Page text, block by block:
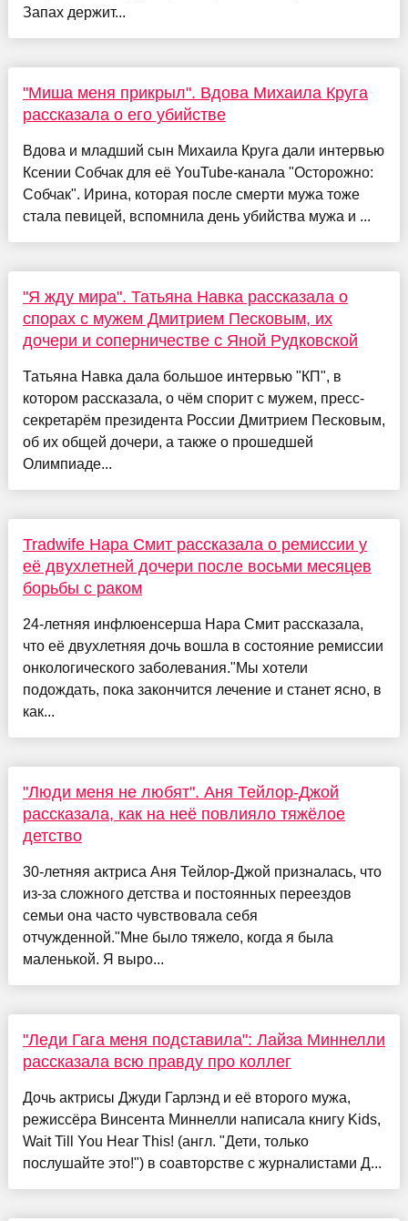
Запах держит...
"Миша меня прикрыл". Вдова Михаила Круга
рассказала о его убийстве
Вдова и младший сын Михаила Круга дали интервью
Ксении Собчак для её YouTube-канала "Осторожно:
Собчак". Ирина, которая после смерти мужа тоже
стала певицей, вспомнила день убийства мужа и ...
"Я жду мира". Татьяна Навка рассказала о
спорах с мужем Дмитрием Песковым, их
дочери и соперничестве с Яной Рудковской
Татьяна Навка дала большое интервью "КП", в
котором рассказала, о чём спорит с мужем, пресс-
секретарём президента России Дмитрием Песковым,
об их общей дочери, а также о прошедшей
Олимпиаде...
Tradwife Нара Смит рассказала о ремиссии у
её двухлетней дочери после восьми месяцев
борьбы с раком
24-летняя инфлюенсерша Нара Смит рассказала,
что её двухлетняя дочь вошла в состояние ремиссии
онкологического заболевания."Мы хотели
подождать, пока закончится лечение и станет ясно, в
как...
"Люди меня не любят". Аня Тейлор-Джой
рассказала, как на неё повлияло тяжёлое
детство
30-летняя актриса Аня Тейлор-Джой призналась, что
из-за сложного детства и постоянных переездов
семьи она часто чувствовала себя
отчужденной."Мне было тяжело, когда я была
маленькой. Я выро...
"Леди Гага меня подставила": Лайза Миннелли
рассказала всю правду про коллег
Дочь актрисы Джуди Гарлэнд и её второго мужа,
режиссёра Винсента Миннелли написала книгу Kids,
Wait Till You Hear This! (англ. "Дети, только
послушайте это!") в соавторстве с журналистами Д...